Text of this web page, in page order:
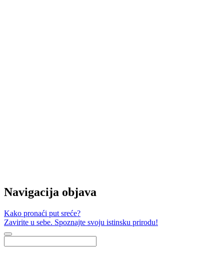
Navigacija objava
Kako pronaći put sreće?
Zavirite u sebe. Spoznajte svoju istinsku prirodu!